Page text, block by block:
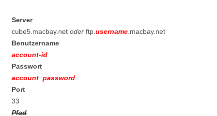
Server
cube5.macbay.net oder ftp. username .macbay.net
Benutzername
account-id
Passwort
account_password
Port
33
Pfad